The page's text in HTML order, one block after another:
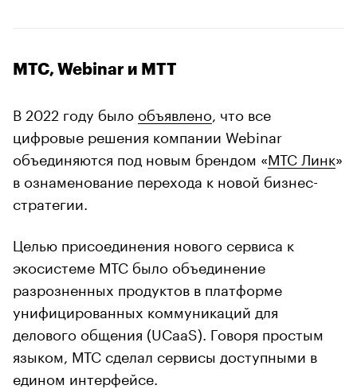
МТС, Webinar и MTT
В 2022 году было объявлено , что все
цифровые решения компании Webinar
объединяются под новым брендом «МТС Линк»
в ознаменование перехода к новой бизнес-
стратегии.
Целью присоединения нового сервиса к
экосистеме МТС было объединение
разрозненных продуктов в платформе
унифицированных коммуникаций для
делового общения (UCaaS). Говоря простым
языком, МТС сделал сервисы доступными в
едином интерфейсе.